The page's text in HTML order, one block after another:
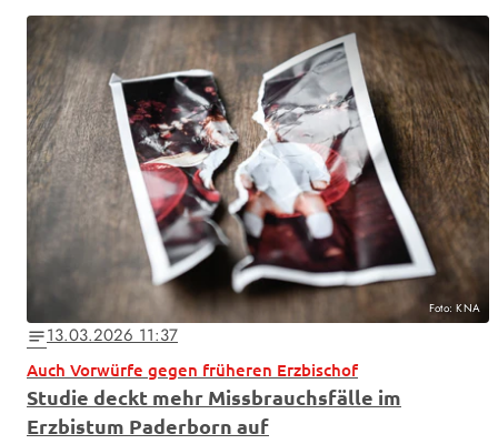
Foto: KNA
notes13.03.2026 11:37
Auch Vorwürfe gegen früheren Erzbischof
Studie deckt mehr Missbrauchsfälle im
Erzbistum Paderborn auf